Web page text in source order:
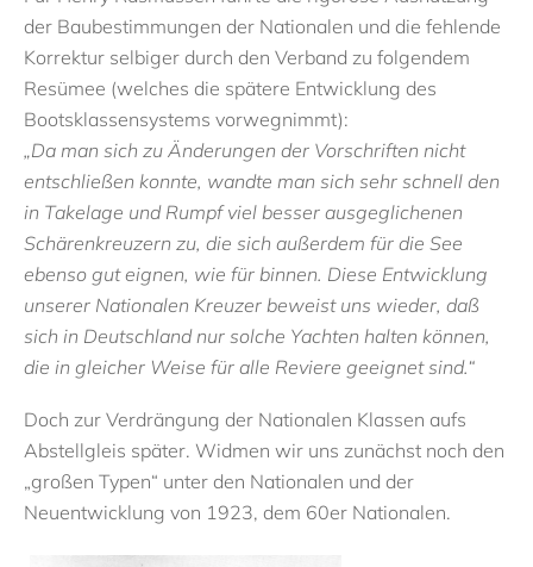
der Baubestimmungen der Nationalen und die fehlende
Korrektur selbiger durch den Verband zu folgendem
Resümee (welches die spätere Entwicklung des
Bootsklassensystems vorwegnimmt):
„Da man sich zu Änderungen der Vorschriften nicht
entschließen konnte, wandte man sich sehr schnell den
in Takelage und Rumpf viel besser ausgeglichenen
Schärenkreuzern zu, die sich außerdem für die See
ebenso gut eignen, wie für binnen. Diese Entwicklung
unserer Nationalen Kreuzer beweist uns wieder, daß
sich in Deutschland nur solche Yachten halten können,
die in gleicher Weise für alle Reviere geeignet sind.“
Doch zur Verdrängung der Nationalen Klassen aufs
Abstellgleis später. Widmen wir uns zunächst noch den
„großen Typen“ unter den Nationalen und der
Neuentwicklung von 1923, dem 60er Nationalen.